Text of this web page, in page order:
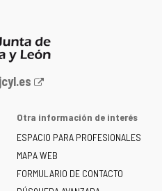
Otra información de interés
ESPACIO PARA PROFESIONALES
MAPA WEB
FORMULARIO DE CONTACTO